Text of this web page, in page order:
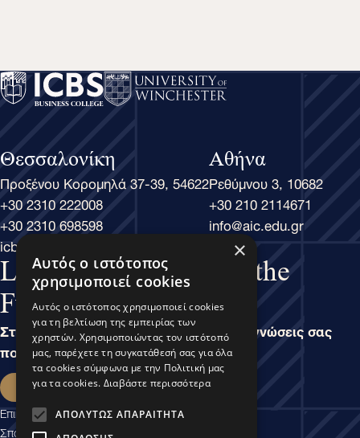
Θεσσαλονίκη
Προξένου Κορομηλά 37-39, 54622
+30 2310 222008
+30 2310 698598
icbs@icbs.gr
Αθήνα
Ρεθύμνου 3, 10682
+30 210 2114671
info@aic.edu.gr
Learn Business, Lead the
Future
Στην άσκηση του Μάνατζμεντ, είναι οι γνώσεις σας
που καθορίζουν τις δυνατότητές σας.
Εκδήλωση ενδιαφέροντος
Επικοινωνία
Σπουδαστικές Υπηρεσίες
×
Αυτός ο ιστότοπος
χρησιμοποιεί cookies
Αυτός ο ιστότοπος χρησιμοποιεί cookies
για τη βελτίωση της εμπειρίας των
χρηστών. Χρησιμοποιώντας τον ιστότοπό
μας, παρέχετε τη συγκατάθεσή σας για όλα
τα cookies σύμφωνα με την Πολιτική μας
για τα cookies. Διαβάστε περισσότερα
ΑΠΟΛΎΤΩΣ ΑΠΑΡΑΊΤΗΤΑ